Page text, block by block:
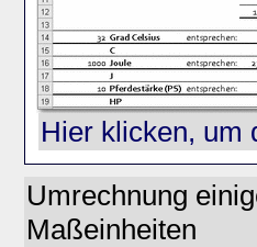
Hier klicken, um
Umrechnung
Maßeinheiten